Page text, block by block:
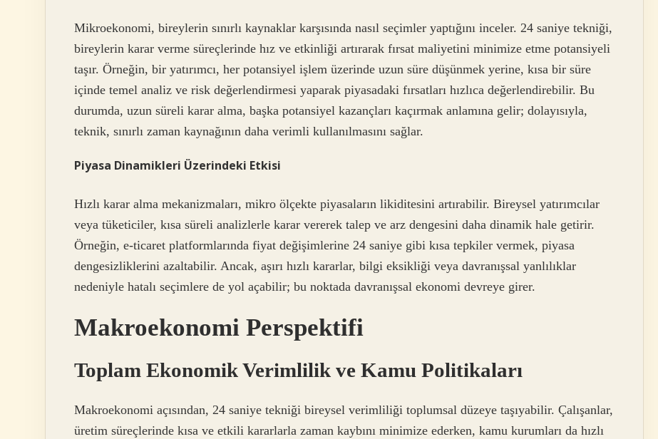
Mikroekonomi, bireylerin sınırlı kaynaklar karşısında nasıl seçimler yaptığını inceler. 24 saniye tekniği,
bireylerin karar verme süreçlerinde hız ve etkinliği artırarak fırsat maliyetini minimize etme potansiyeli
taşır. Örneğin, bir yatırımcı, her potansiyel işlem üzerinde uzun süre düşünmek yerine, kısa bir süre
içinde temel analiz ve risk değerlendirmesi yaparak piyasadaki fırsatları hızlıca değerlendirebilir. Bu
durumda, uzun süreli karar alma, başka potansiyel kazançları kaçırmak anlamına gelir; dolayısıyla,
teknik, sınırlı zaman kaynağının daha verimli kullanılmasını sağlar.
Piyasa Dinamikleri Üzerindeki Etkisi
Hızlı karar alma mekanizmaları, mikro ölçekte piyasaların likiditesini artırabilir. Bireysel yatırımcılar
veya tüketiciler, kısa süreli analizlerle karar vererek talep ve arz dengesini daha dinamik hale getirir.
Örneğin, e-ticaret platformlarında fiyat değişimlerine 24 saniye gibi kısa tepkiler vermek, piyasa
dengesizliklerini azaltabilir. Ancak, aşırı hızlı kararlar, bilgi eksikliği veya davranışsal yanlılıklar
nedeniyle hatalı seçimlere de yol açabilir; bu noktada davranışsal ekonomi devreye girer.
Makroekonomi Perspektifi
Toplam Ekonomik Verimlilik ve Kamu Politikaları
Makroekonomi açısından, 24 saniye tekniği bireysel verimliliği toplumsal düzeye taşıyabilir. Çalışanlar,
üretim süreçlerinde kısa ve etkili kararlarla zaman kaybını minimize ederken, kamu kurumları da hızlı